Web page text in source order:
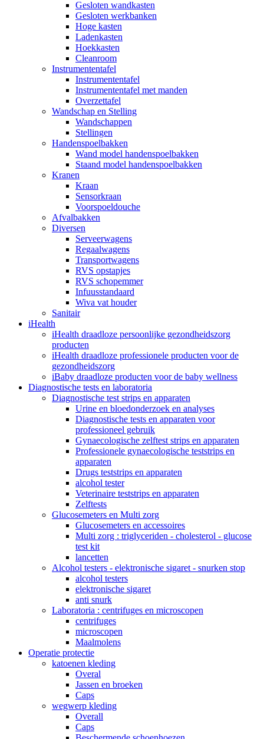
Gesloten wandkasten
Gesloten werkbanken
Hoge kasten
Ladenkasten
Hoekkasten
Cleanroom
Instrumententafel
Instrumententafel
Instrumententafel met manden
Overzettafel
Wandschap en Stelling
Wandschappen
Stellingen
Handenspoelbakken
Wand model handenspoelbakken
Staand model handenspoelbakken
Kranen
Kraan
Sensorkraan
Voorspoeldouche
Afvalbakken
Diversen
Serveerwagens
Regaalwagens
Transportwagens
RVS opstapjes
RVS schopemmer
Infuusstandaard
Wiva vat houder
Sanitair
iHealth
iHealth draadloze persoonlijke gezondheidszorg
producten
iHealth draadloze professionele producten voor de
gezondheidszorg
iBaby draadloze producten voor de baby wellness
Diagnostische tests en laboratoria
Diagnostische test strips en apparaten
Urine en bloedonderzoek en analyses
Diagnostische tests en apparaten voor
professioneel gebruik
Gynaecologische zelftest strips en apparaten
Professionele gynaecologische teststrips en
apparaten
Drugs teststrips en apparaten
alcohol tester
Veterinaire teststrips en apparaten
Zelftests
Glucosemeters en Multi zorg
Glucosemeters en accessoires
Multi zorg : triglyceriden - cholesterol - glucose
test kit
lancetten
Alcohol testers - elektronische sigaret - snurken stop
alcohol testers
elektronische sigaret
anti snurk
Laboratoria : centrifuges en microscopen
centrifuges
microscopen
Maalmolens
Operatie protectie
katoenen kleding
Overal
Jassen en broeken
Caps
wegwerp kleding
Overall
Caps